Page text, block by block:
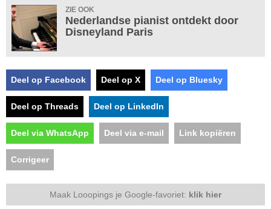
ZIE OOK
Nederlandse pianist ontdekt door
Disneyland Paris
Deel op Facebook Deel op X Deel op Bluesky
Deel op Threads Deel op LinkedIn
Deel via WhatsApp Deel via e-mail Link kopiëren
Corrigeer
Maak Looopings je Google-favoriet: klik hier